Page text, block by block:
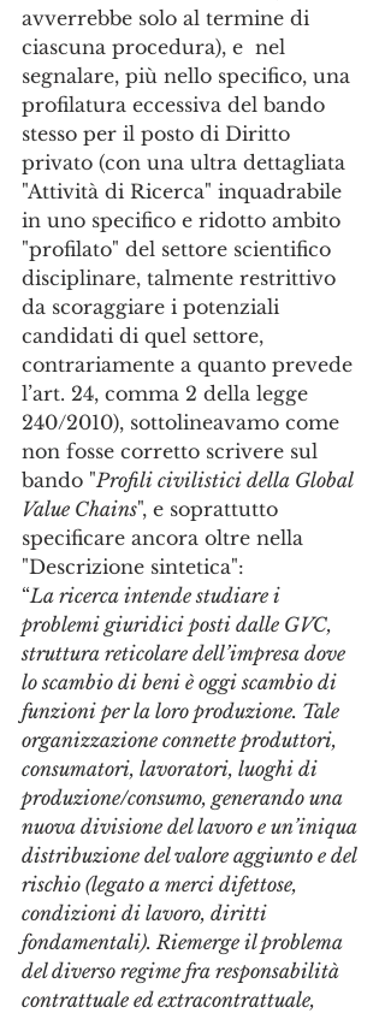
avverrebbe solo al termine di
ciascuna procedura), e  nel
segnalare, più nello specifico, una
profilatura eccessiva del bando
stesso per il posto di Diritto
privato (con una ultra dettagliata
"Attività di Ricerca" inquadrabile
in uno specifico e ridotto ambito
"profilato" del settore scientifico
disciplinare, talmente restrittivo
da scoraggiare i potenziali
candidati di quel settore,
contrariamente a quanto prevede
l’art. 24, comma 2 della legge
240/2010), sottolineavamo come
non fosse corretto scrivere sul
bando "Profili civilistici della Global
Value Chains", e soprattutto
specificare ancora oltre nella
"Descrizione sintetica":
“La ricerca intende studiare i
problemi giuridici posti dalle GVC,
struttura reticolare dell’impresa dove
lo scambio di beni è oggi scambio di
funzioni per la loro produzione. Tale
organizzazione connette produttori,
consumatori, lavoratori, luoghi di
produzione/consumo, generando una
nuova divisione del lavoro e un’iniqua
distribuzione del valore aggiunto e del
rischio (legato a merci difettose,
condizioni di lavoro, diritti
fondamentali). Riemerge il problema
del diverso regime fra responsabilità
contrattuale ed extracontrattuale,